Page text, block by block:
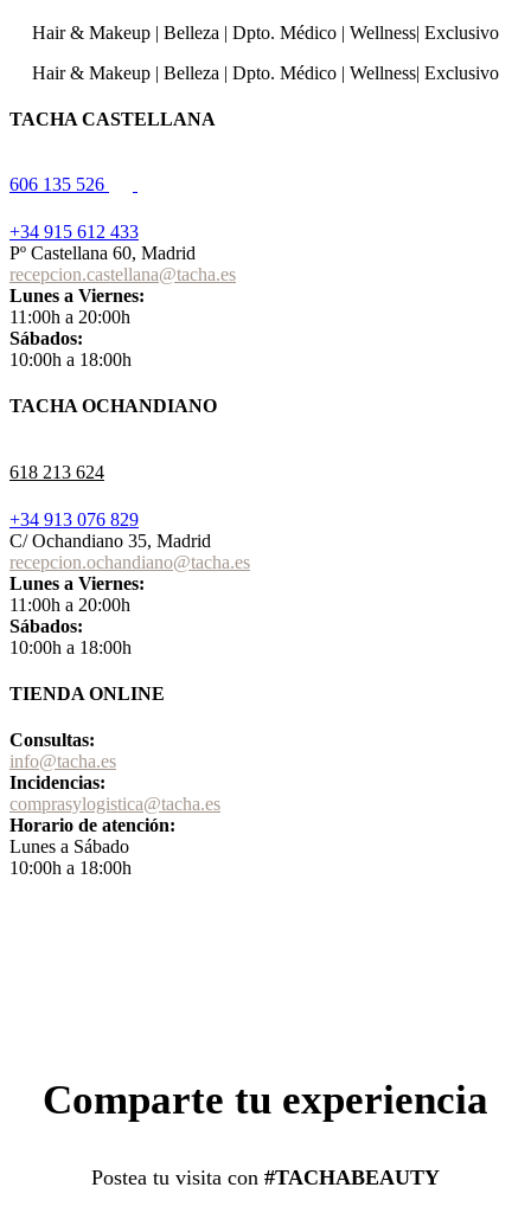
Hair & Makeup | Belleza | Dpto. Médico | Wellness| Exclusivo
Hair & Makeup | Belleza | Dpto. Médico | Wellness| Exclusivo
TACHA CASTELLANA
606 135 526
+34 915 612 433
Pº Castellana 60, Madrid
recepcion.castellana@tacha.es
Lunes a Viernes:
11:00h a 20:00h
Sábados:
10:00h a 18:00h
TACHA OCHANDIANO
618 213 624
+34 913 076 829
C/ Ochandiano 35, Madrid
recepcion.ochandiano@tacha.es
Lunes a Viernes:
11:00h a 20:00h
Sábados:
10:00h a 18:00h
TIENDA ONLINE
Consultas:
info@tacha.es
Incidencias:
comprasylogistica@tacha.es
Horario de atención:
Lunes a Sábado
10:00h a 18:00h
Comparte tu experiencia
Postea tu visita con #TACHABEAUTY